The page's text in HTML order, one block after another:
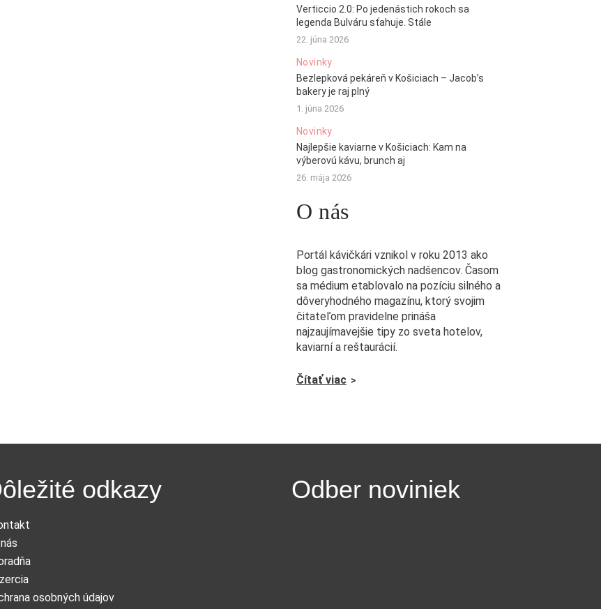
Verticcio 2.0: Po jedenástich rokoch sa
legenda Bulváru sťahuje. Stále
22. júna 2026
Novinky
Bezlepková pekáreň v Košiciach – Jacob’s
bakery je raj plný
1. júna 2026
Novinky
Najlepšie kaviarne v Košiciach: Kam na
výberovú kávu, brunch aj
26. mája 2026
O nás
Portál kávičkári vznikol v roku 2013 ako
blog gastronomických nadšencov. Časom
sa médium etablovalo na pozíciu silného a
dôveryhodného magazínu, ktorý svojim
čitateľom pravidelne prináša
najzaujímavejšie tipy zo sveta hotelov,
kaviarní a reštaurácií.
Čítať viac
odkazy
osobných údajov
Odber noviniek